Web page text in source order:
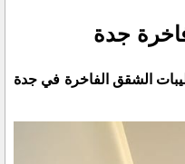
جدة
الشقق الفاخرة في جدة